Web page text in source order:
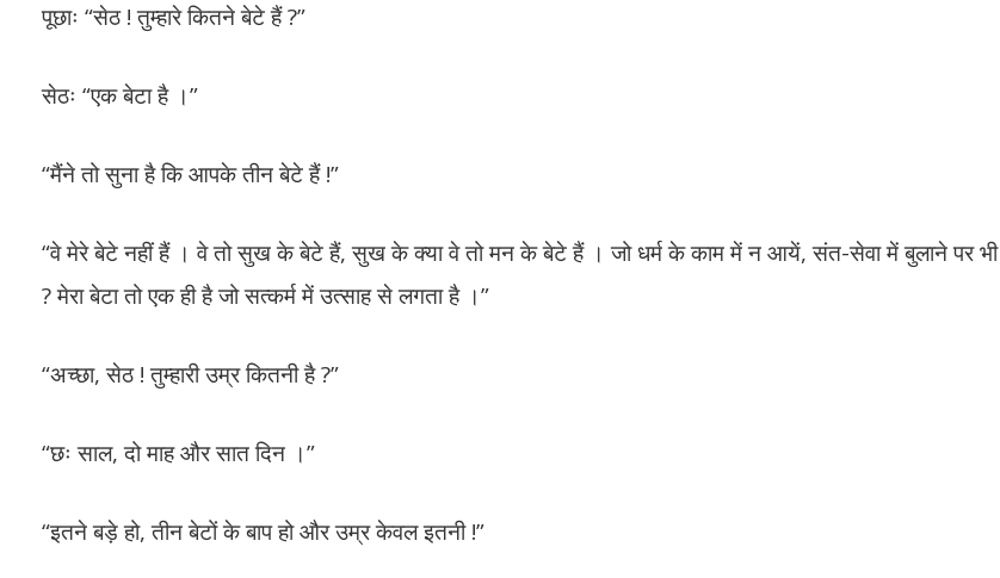
पूछाः “सेठ ! तुम्हारे कितने बेटे हैं ?”
सेठः “एक बेटा है ।”
“मैंने तो सुना है कि आपके तीन बेटे हैं !”
“वे मेरे बेटे नहीं हैं । वे तो सुख के बेटे हैं, सुख के क्या वे तो मन के बेटे हैं । जो धर्म के काम में न आयें, संत-सेवा में बुलाने पर
? मेरा बेटा तो एक ही है जो सत्कर्म में उत्साह से लगता है ।”
“अच्छा, सेठ ! तुम्हारी उम्र कितनी है ?”
“छः साल, दो माह और सात दिन ।”
“इतने बड़े हो, तीन बेटों के बाप हो और उम्र केवल इतनी !”